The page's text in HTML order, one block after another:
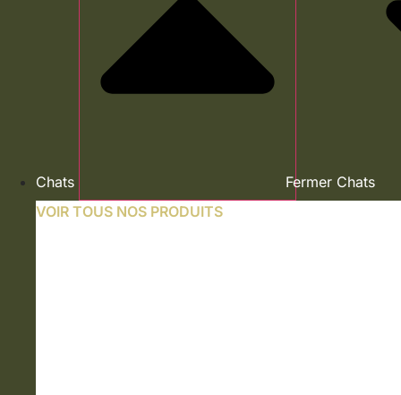
Chats
Fermer Chats
VOIR TOUS NOS PRODUITS